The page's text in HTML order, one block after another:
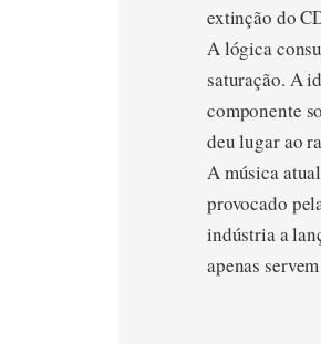
extinção do
A lógica
saturação. A
componente
deu lugar ao
A música
provocado
indústria a
apenas